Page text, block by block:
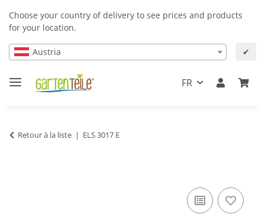
Choose your country of delivery to see prices and products
for your location.
Austria ✔
FR
Retour à la liste ELS 3017 E